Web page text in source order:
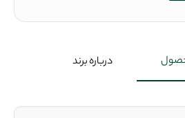
درباره برند